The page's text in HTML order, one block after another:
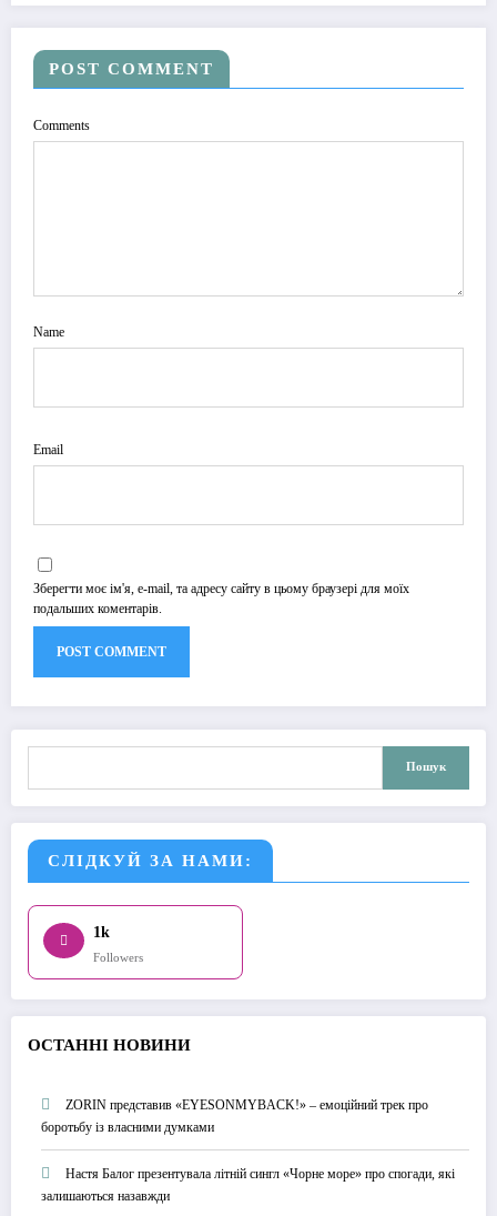
POST COMMENT
Comments
Name
Email
Зберегти моє ім'я, e-mail, та адресу сайту в цьому браузері для моїх
подальших коментарів.
Пошук
СЛІДКУЙ ЗА НАМИ:
1k
Followers
ОСТАННІ НОВИНИ
ZORIN представив «EYESONMYBACK!» – емоційний трек про
боротьбу із власними думками
Настя Балог презентувала літній сингл «Чорне море» про спогади, які
залишаються назавжди